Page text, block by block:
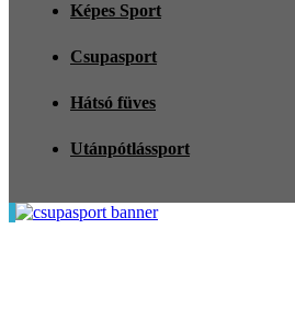
Képes Sport
Csupasport
Hátsó füves
Utánpótlássport